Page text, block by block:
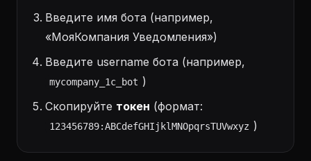
Введите имя бота (например,
«МояКомпания Уведомления»)
Введите username бота (например,
mycompany_1c_bot )
Скопируйте токен (формат:
123456789:ABCdefGHIjklMNOpqrsTUVwxyz )